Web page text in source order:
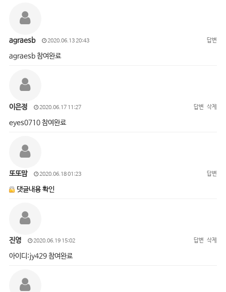
agraesb 2020.06.13 20:43 답변
agraesb 참여완료
이은정 2020.06.17 11:27 답변 삭제
eyes0710 참여완료
또또맘 2020.06.18 01:23 답변
댓글내용 확인
진영 2020.06.19 15:02 답변 삭제
아이디:jy429 참여완료